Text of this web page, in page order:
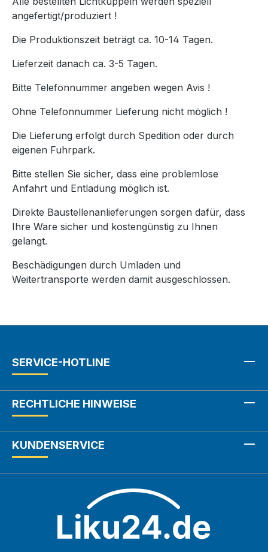
angefertigt/produziert !
Die Produktionszeit beträgt ca. 10-14 Tagen.
Lieferzeit danach ca. 3-5 Tagen.
Bitte Telefonnummer angeben wegen Avis !
Ohne Telefonnummer Lieferung nicht möglich !
Die Lieferung erfolgt durch Spedition oder durch
eigenen Fuhrpark.
Bitte stellen Sie sicher, dass eine problemlose
Anfahrt und Entladung möglich ist.
Direkte Baustellenanlieferungen sorgen dafür, dass
Ihre Ware sicher und kostengünstig zu Ihnen
gelangt.
Beschädigungen durch Umladen und
Weitertransporte werden damit ausgeschlossen.
SERVICE-HOTLINE
RECHTLICHE HINWEISE
KUNDENSERVICE